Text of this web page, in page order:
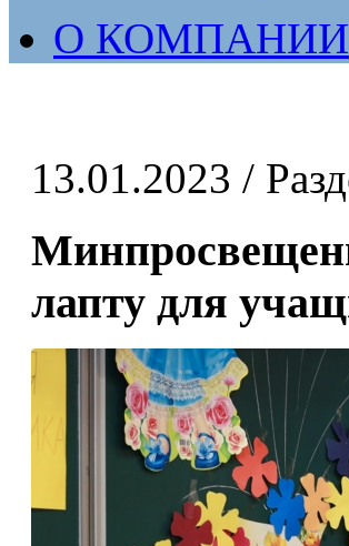
О КОМПАНИИ
13.01.2023 /
лапту для